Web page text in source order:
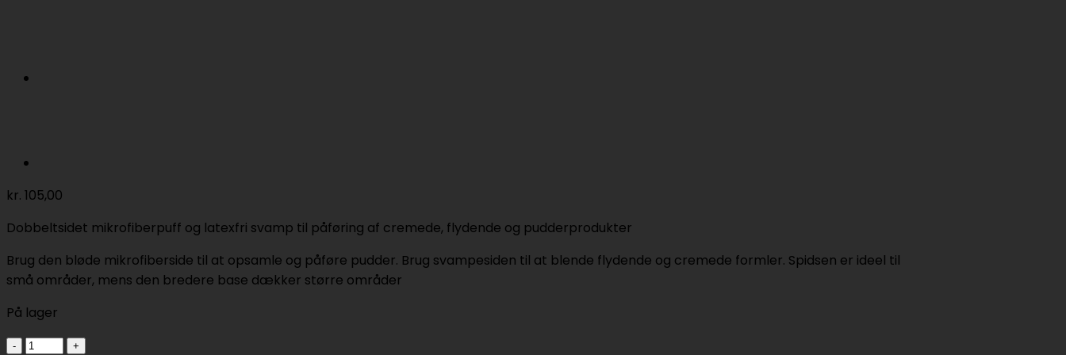
kr. 105,00
Dobbeltsidet mikrofiberpuff og latexfri svamp til påføring af cremede, flydende og pudderprodukter
Brug den bløde mikrofiberside til at opsamle og påføre pudder. Brug svampesiden til at blende flydende og cremede formler. Spidsen er ideel til
små områder, mens den bredere base dækker større områder
På lager
Perfect